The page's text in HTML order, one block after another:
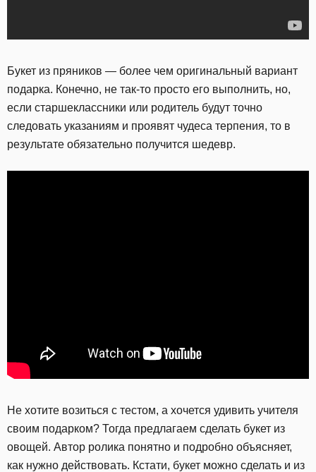
Букет из пряников — более чем оригинальный вариант
подарка. Конечно, не так-то просто его выполнить, но,
если старшеклассники или родитель будут точно
следовать указаниям и проявят чудеса терпения, то в
результате обязательно получится шедевр.
Не хотите возиться с тестом, а хочется удивить учителя
своим подарком? Тогда предлагаем сделать букет из
овощей. Автор ролика понятно и подробно объясняет,
как нужно действовать. Кстати, букет можно сделать и из